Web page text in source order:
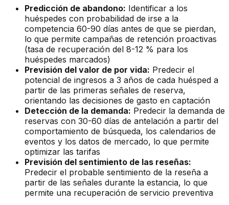
Predicción de abandono: Identificar a los
huéspedes con probabilidad de irse a la
competencia 60-90 días antes de que se pierdan,
lo que permite campañas de retención proactivas
(tasa de recuperación del 8-12 % para los
huéspedes marcados)
Previsión del valor de por vida: Predecir el
potencial de ingresos a 3 años de cada huésped a
partir de las primeras señales de reserva,
orientando las decisiones de gasto en captación
Detección de la demanda: Predecir la demanda de
reservas con 30-60 días de antelación a partir del
comportamiento de búsqueda, los calendarios de
eventos y los datos de mercado, lo que permite
optimizar las tarifas
Previsión del sentimiento de las reseñas:
Predecir el probable sentimiento de la reseña a
partir de las señales durante la estancia, lo que
permite una recuperación de servicio preventiva